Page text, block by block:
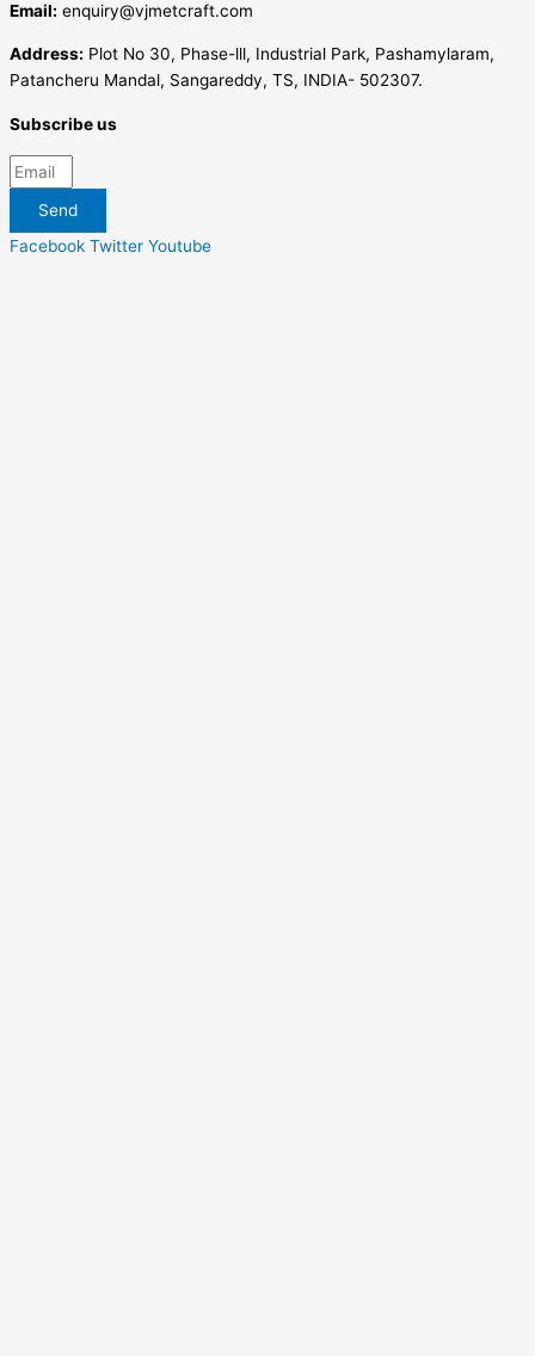
Email: enquiry@vjmetcraft.com
Address: Plot No 30, Phase-lll, Industrial Park, Pashamylaram,
Patancheru Mandal, Sangareddy, TS, INDIA- 502307.
Subscribe us
Send
Facebook Twitter Youtube